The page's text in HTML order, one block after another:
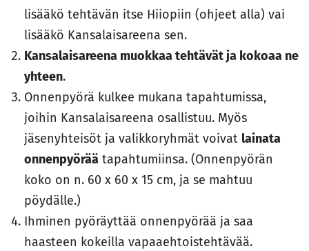
lisääkö tehtävän itse Hiiopiin (ohjeet alla) vai
lisääkö Kansalaisareena sen.
Kansalaisareena muokkaa tehtävät ja kokoaa ne
yhteen.
Onnenpyörä kulkee mukana tapahtumissa,
joihin Kansalaisareena osallistuu. Myös
jäsenyhteisöt ja valikkoryhmät voivat lainata
onnenpyörää tapahtumiinsa. (Onnenpyörän
koko on n. 60 x 60 x 15 cm, ja se mahtuu
pöydälle.)
Ihminen pyöräyttää onnenpyörää ja saa
haasteen kokeilla vapaaehtoistehtävää.